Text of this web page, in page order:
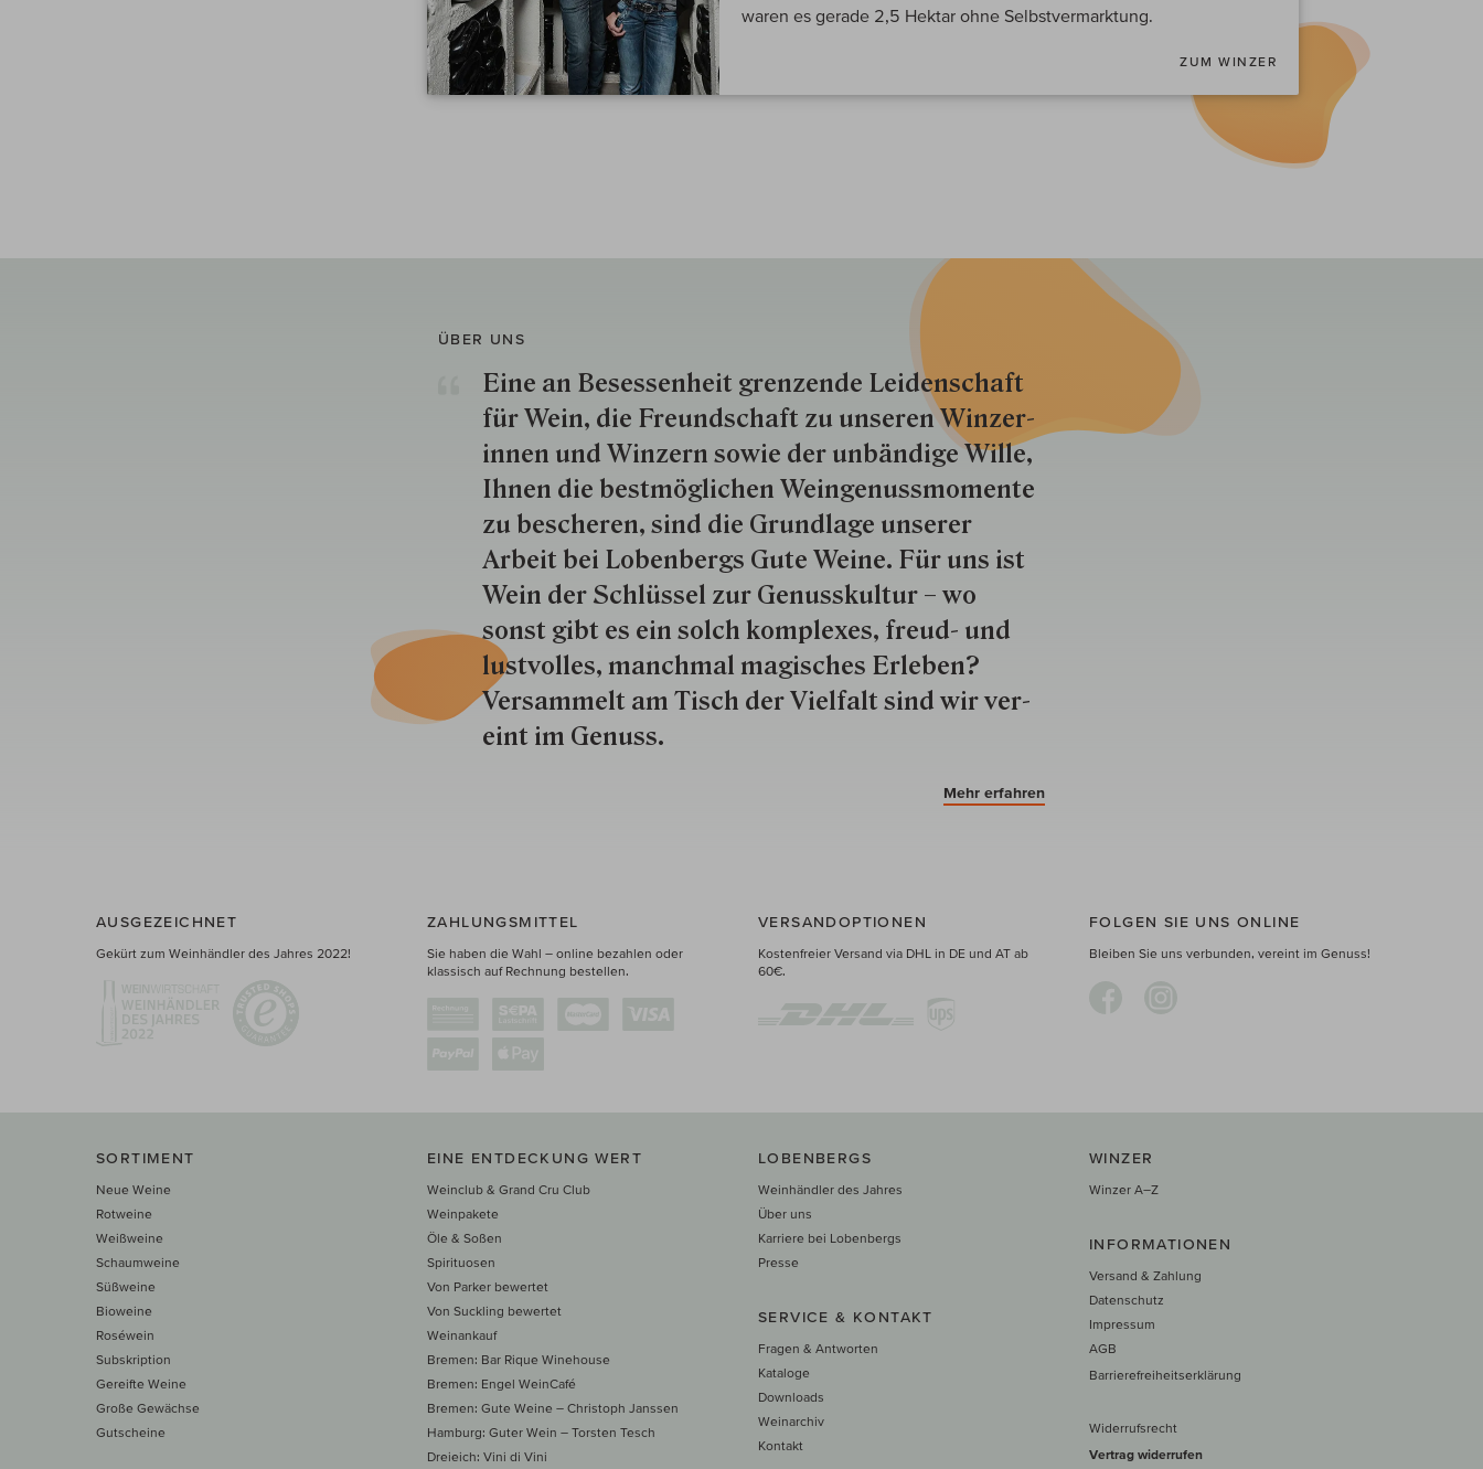
waren es gerade 2,5 Hektar ohne Selbstvermarktung.
ZUM WINZER
ÜBER UNS
Eine an Besessenheit gren­zende Lei­den­schaft
für Wein, die Freund­schaft zu unseren Win­zer­
innen und Win­zern so­wie der un­bän­dige Wille,
Ihnen die best­mög­lich­en Wein­genuss­momente
zu besche­ren, sind die Grund­lage unserer
Arbeit bei Lobenbergs Gute Weine. Für uns ist
Wein der Schlüs­sel zur Genuss­kultur – wo
sonst gibt es ein solch kom­plexes, freud- und
lustvolles, manchmal ma­gisch­es Er­le­ben?
Versammelt am Tisch der Vielfalt sind wir ver­
eint im Genuss.
Mehr erfahren
AUSGEZEICHNET
Gekürt zum Weinhändler des Jahres 2022!
ZAHLUNGSMITTEL
Sie haben die Wahl – online bezahlen oder
klassisch auf Rechnung bestellen.
VERSANDOPTIONEN
Kostenfreier Versand via DHL in DE und AT ab
60€.
FOLGEN SIE UNS ONLINE
Bleiben Sie uns verbunden, vereint im Genuss!
SORTIMENT
Neue Weine
Rotweine
Weißweine
Schaumweine
Süßweine
Bioweine
Roséwein
Subskription
Gereifte Weine
Große Gewächse
Gutscheine
EINE ENTDECKUNG WERT
Weinclub & Grand Cru Club
Weinpakete
Öle & Soßen
Spirituosen
Von Parker bewertet
Von Suckling bewertet
Weinankauf
Bremen: Bar Rique Winehouse
Bremen: Engel WeinCafé
Bremen: Gute Weine – Christoph Janssen
Hamburg: Guter Wein – Torsten Tesch
Dreieich: Vini di Vini
LOBENBERGS
Weinhändler des Jahres
Über uns
Karriere bei Lobenbergs
Presse
SERVICE & KONTAKT
Fragen & Antworten
Kataloge
Downloads
Weinarchiv
Kontakt
WINZER
Winzer A–Z
INFORMATIONEN
Versand & Zahlung
Datenschutz
Impressum
AGB
Barrierefreiheitserklärung
Widerrufsrecht
Vertrag widerrufen